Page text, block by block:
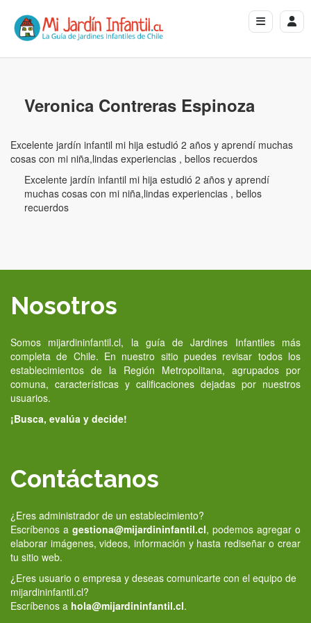
Veronica Contreras Espinoza
Excelente jardín infantil mi hija estudió 2 años y aprendí muchas
cosas con mi niña,lindas experiencias , bellos recuerdos
Excelente jardín infantil mi hija estudió 2 años y aprendí
muchas cosas con mi niña,lindas experiencias , bellos
recuerdos
Nosotros
Somos mijardininfantil.cl, la guía de Jardines Infantiles más
completa de Chile. En nuestro sitio puedes revisar todos los
establecimientos de la Región Metropolitana, agrupados por
comuna, características y calificaciones dejadas por nuestros
usuarios.
¡Busca, evalúa y decide!
Contáctanos
¿Eres administrador de un establecimiento?
Escríbenos a gestiona@mijardininfantil.cl, podemos agregar o
elaborar imágenes, videos, información y hasta rediseñar o crear
tu sitio web.
¿Eres usuario o empresa y deseas comunicarte con el equipo de
mijardininfantil.cl?
Escríbenos a hola@mijardininfantil.cl.